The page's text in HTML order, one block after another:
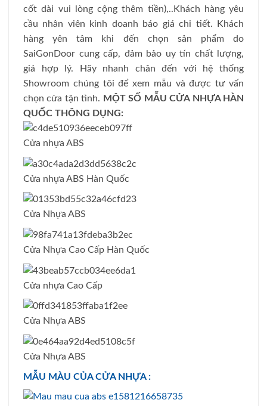
cốt dài vui lòng cộng thêm tiền),..Khách hàng yêu
cầu nhân viên kinh doanh báo giá chi tiết. Khách
hàng yên tâm khi đến chọn sản phẩm do
SaiGonDoor cung cấp, đảm bảo uy tín chất lượng,
giá hợp lý. Hãy nhanh chân đến với hệ thống
Showroom chúng tôi để xem mẫu và được tư vấn
chọn cửa tận tình. MỘT SỐ MẪU CỬA NHỰA HÀN
QUỐC THÔNG DỤNG:
Cửa nhựa ABS
Cửa nhựa ABS Hàn Quốc
Cửa Nhựa ABS
Cửa Nhựa Cao Cấp Hàn Quốc
Cửa nhựa Cao Cấp
Cửa Nhựa ABS
Cửa Nhựa ABS
MẪU MÀU CỦA CỬA NHỰA :